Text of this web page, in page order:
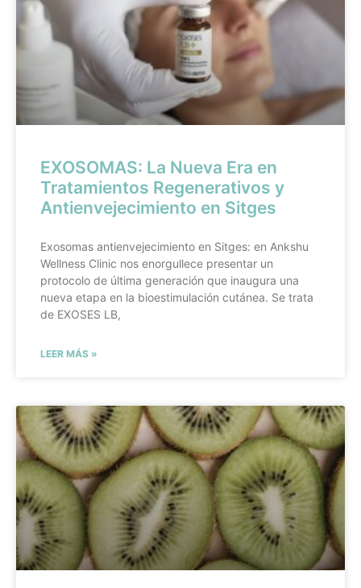
EXOSOMAS: La Nueva Era en
Tratamientos Regenerativos y
Antienvejecimiento en Sitges
Exosomas antienvejecimiento en Sitges: en Ankshu
Wellness Clinic nos enorgullece presentar un
protocolo de última generación que inaugura una
nueva etapa en la bioestimulación cutánea. Se trata
de EXOSES LB,
LEER MÁS »